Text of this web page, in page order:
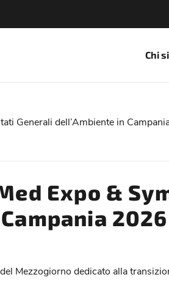
Chi
Generali dell’Ambiente in
Expo &
2026
Mezzogiorno dedicato alla